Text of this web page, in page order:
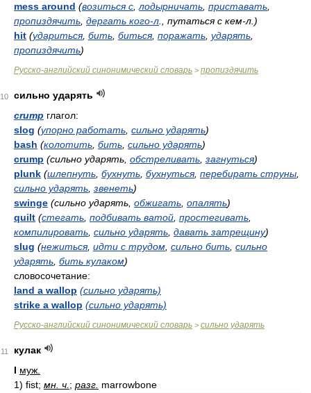
mess around (возиться с лодырничать приставать
пропиздячить дергать кого-л ., путаться с кем-л.)
hit (удариться, бить биться, поражать ударять
пропиздячить)
Русско-английский синонимический словарь > пропиздячить
10
сильно ударять
crump глагол:
slog (упорно работать сильно ударять)
bash (колотить бить сильно ударять)
crump (сильно ударять, обстреливать загнуться)
plunk (шлепнуть бухнуть бухнуться, перебирать струны
сильно ударять звенеть)
swinge (сильно ударять, обжигать опалять)
quilt (стегать подбивать ватой простегивать
компилировать сильно ударять давать затрещину)
slug (нежиться, идти с трудом сильно бить сильно
ударять бить кулаком)
словосочетание:
land a wallop (сильно ударять)
strike a wallop (сильно ударять)
Русско-английский синонимический словарь > сильно ударять
11
кулак
I муж.
1) fist; мн. ч. ; разг. marrowbone